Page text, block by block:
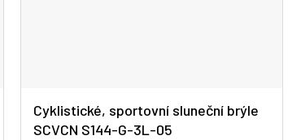
Cyklistické, sportovní sluneční brýle
SCVCN S144-G-3L-05